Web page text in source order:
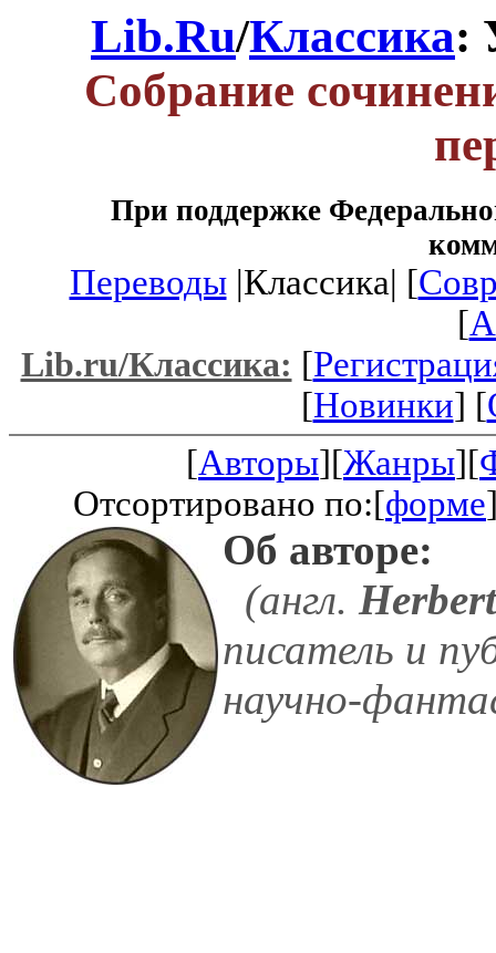
Lib.Ru/Классика:
Собрание
При поддержке
Переводы|Классика| [
[
Lib.ru/Классика: [
[Новинки] [
[Авторы][Жанры][
Отсортировано по:[форме
Об авторе:
(англ.
писатель и
научно-